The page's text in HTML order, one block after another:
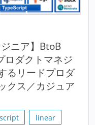
ニア】BtoB
ロダクトマネジ
るリードプロダ
クス／カジュア
linear